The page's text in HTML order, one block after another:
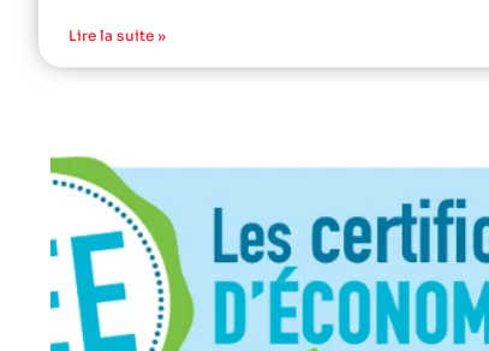
Lire la suite »